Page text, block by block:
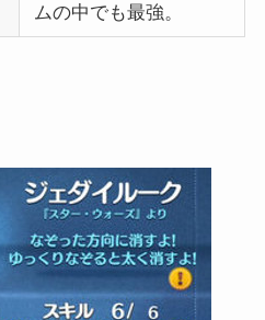
ムの中でも最強。